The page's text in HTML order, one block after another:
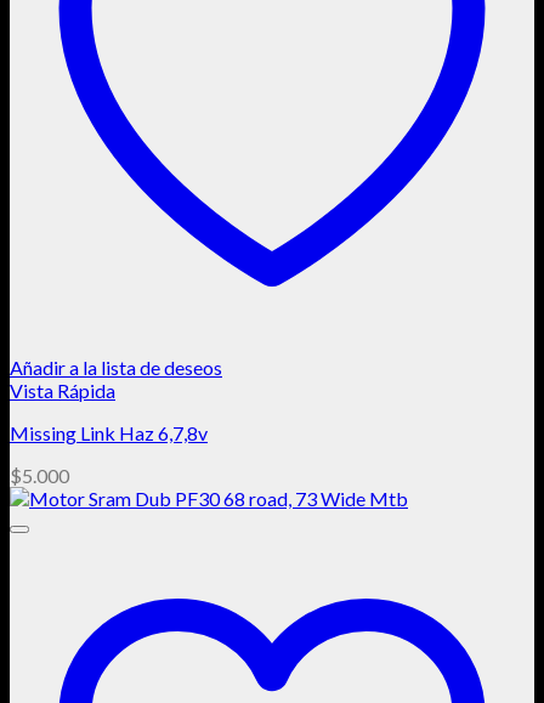
Añadir a la lista de deseos
Vista Rápida
Missing Link Haz 6,7,8v
$5.000